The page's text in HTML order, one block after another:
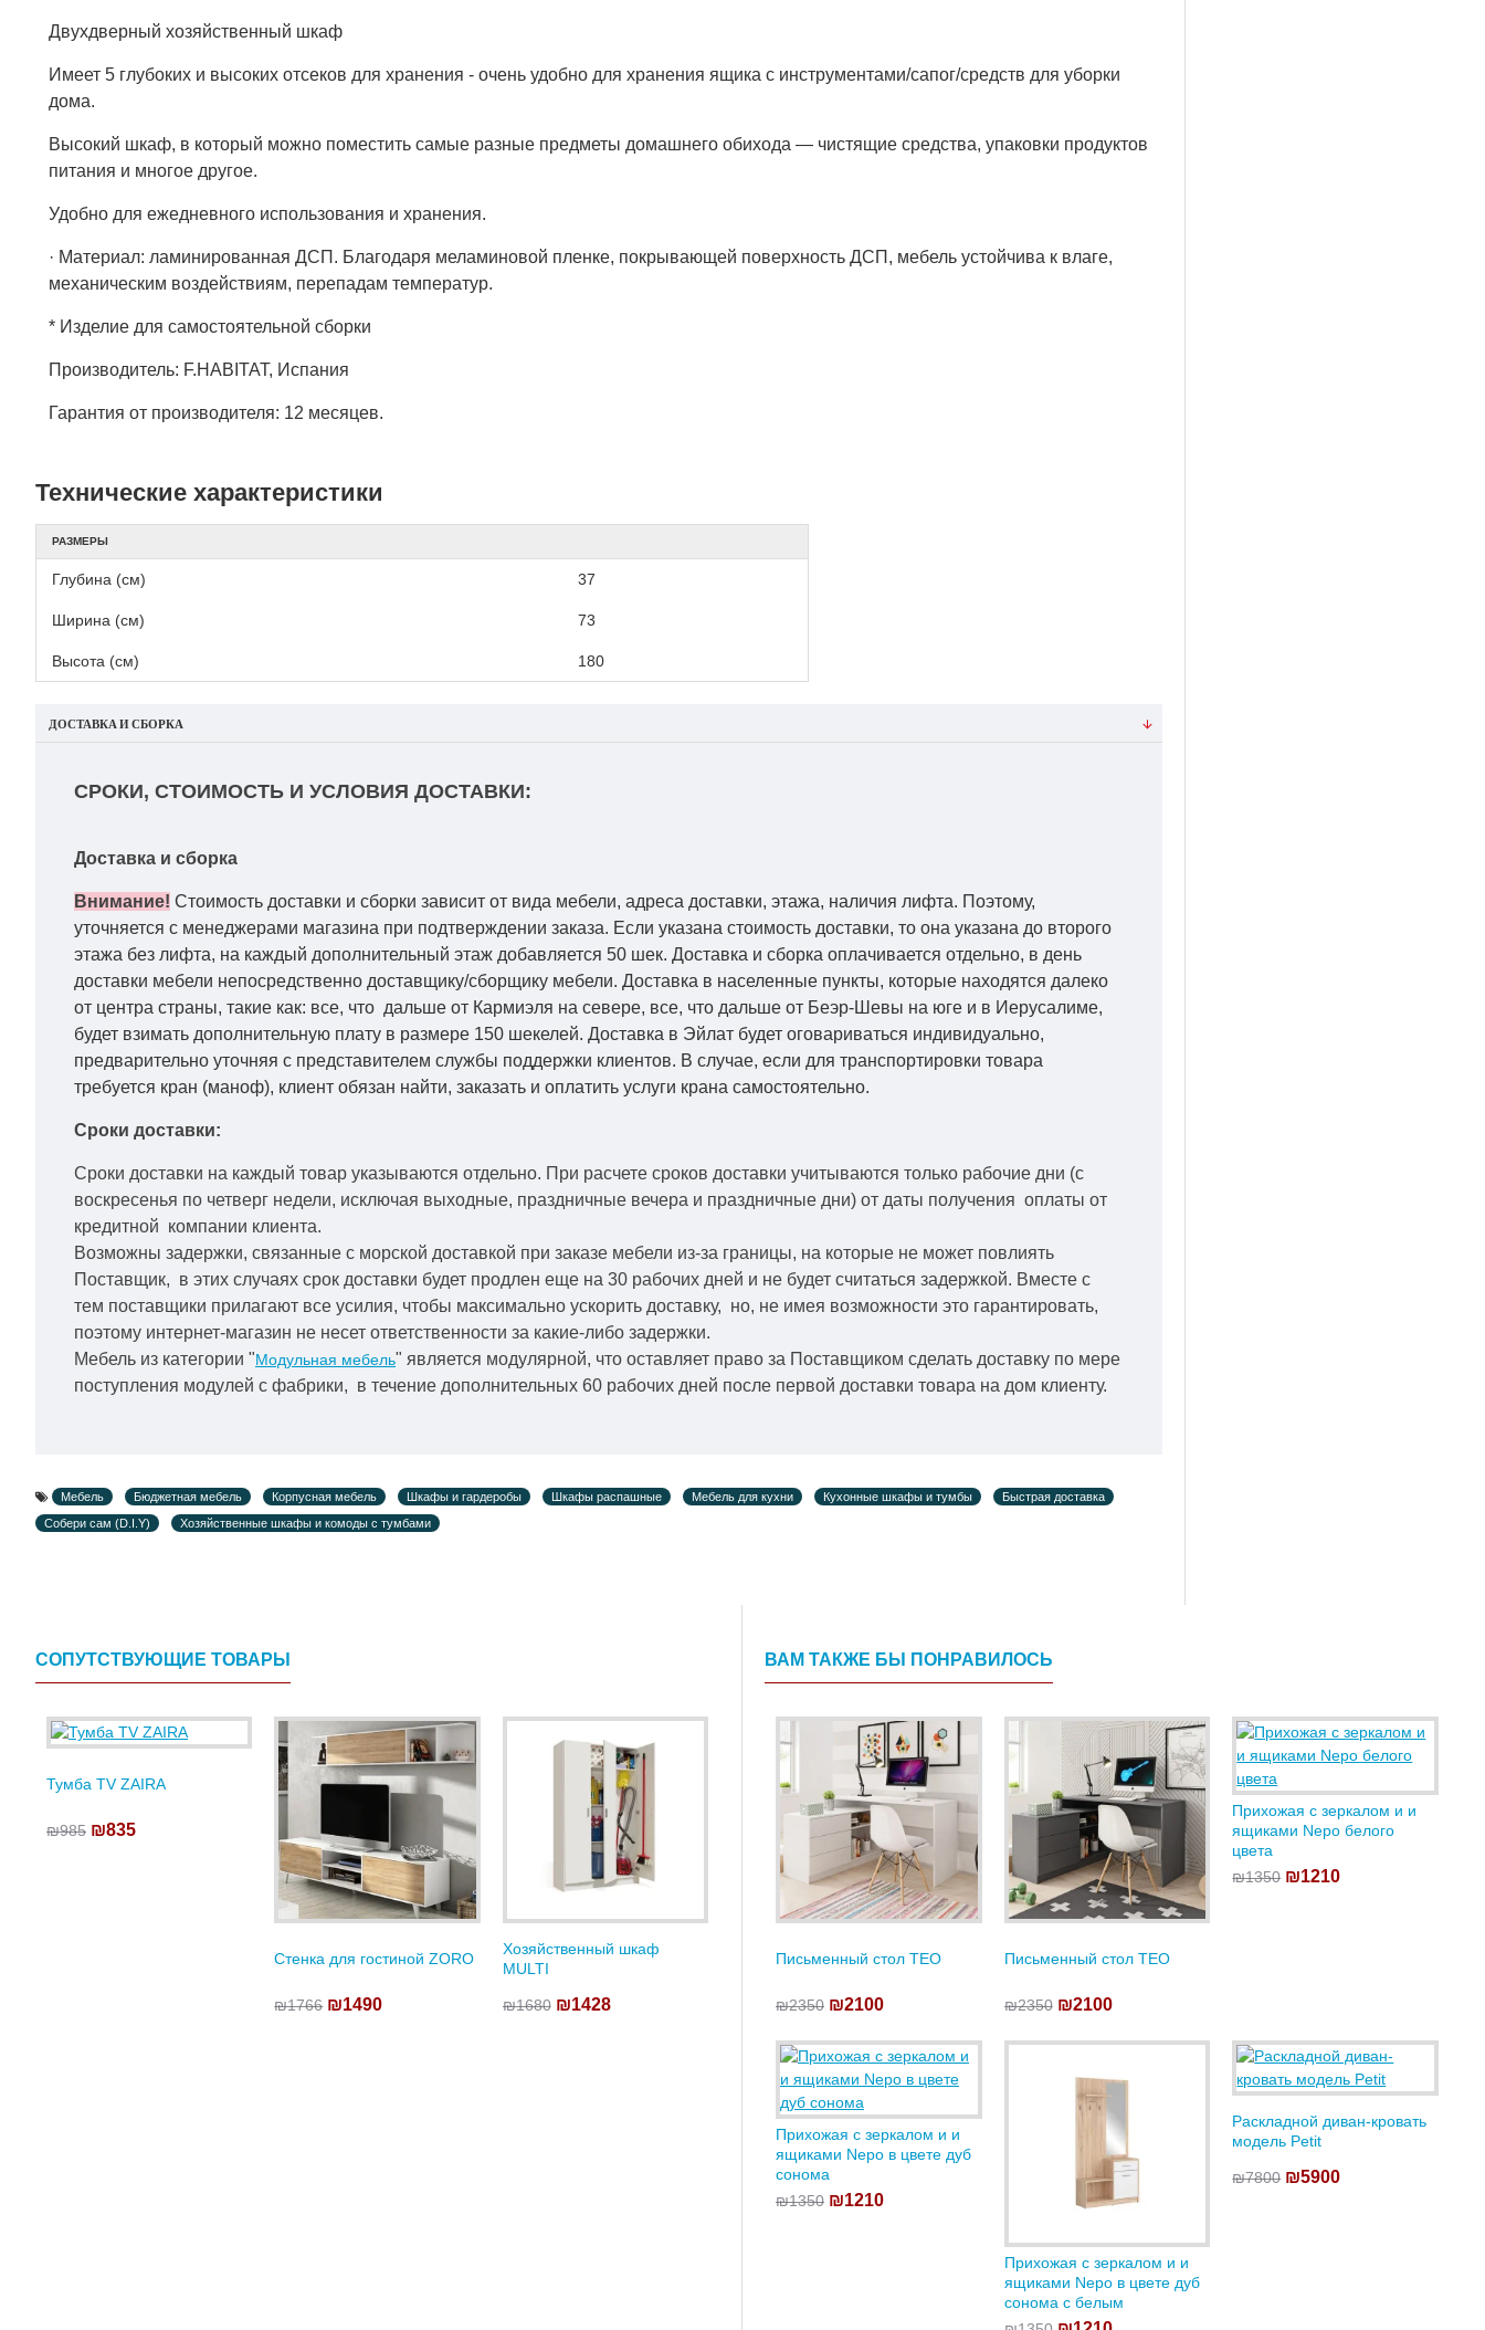
Двухдверный хозяйственный шкаф
Имеет 5 глубоких и высоких отсеков для хранения - очень удобно для хранения ящика с инструментами/сапог/средств для уборки
дома.
Высокий шкаф, в который можно поместить самые разные предметы домашнего обихода — чистящие средства, упаковки продуктов
питания и многое другое.
Удобно для ежедневного использования и хранения.
· Материал: ламинированная ДСП. Благодаря меламиновой пленке, покрывающей поверхность ДСП, мебель устойчива к влаге,
механическим воздействиям, перепадам температур.
* Изделие для самостоятельной сборки
Производитель: F.HABITAT, Испания
Гарантия от производителя: 12 месяцев.
Технические характеристики
РАЗМЕРЫ
Глубина (см) 37
Ширина (см) 73
Высота (см) 180
ДОСТАВКА И СБОРКА
СРОКИ, СТОИМОСТЬ И УСЛОВИЯ ДОСТАВКИ:
Доставка и сборка
Внимание! Стоимость доставки и сборки зависит от вида мебели, адреса доставки, этажа, наличия лифта. Поэтому,
уточняется с менеджерами магазина при подтверждении заказа. Если указана стоимость доставки, то она указана до второго
этажа без лифта, на каждый дополнительный этаж добавляется 50 шек. Доставка и сборка оплачивается отдельно, в день
доставки мебели непосредственно доставщику/сборщику мебели. Доставка в населенные пункты, которые находятся далеко
от центра страны, такие как: все, что дальше от Кармиэля на севере, все, что дальше от Беэр-Шевы на юге и в Иерусалиме,
будет взимать дополнительную плату в размере 150 шекелей. Доставка в Эйлат будет оговариваться индивидуально,
предварительно уточняя с представителем службы поддержки клиентов. В случае, если для транспортировки товара
требуется кран (маноф), клиент обязан найти, заказать и оплатить услуги крана самостоятельно.
Сроки доставки:
Сроки доставки на каждый товар указываются отдельно. При расчете сроков доставки учитываются только рабочие дни (с
воскресенья по четверг недели, исключая выходные, праздничные вечера и праздничные дни) от даты получения оплаты от
кредитной компании клиента.
Возможны задержки, связанные с морской доставкой при заказе мебели из-за границы, на которые не может повлиять
Поставщик, в этих случаях срок доставки будет продлен еще на 30 рабочих дней и не будет считаться задержкой. Вместе с
тем поставщики прилагают все усилия, чтобы максимально ускорить доставку, но, не имея возможности это гарантировать,
поэтому интернет-магазин не несет ответственности за какие-либо задержки.
Мебель из категории "Модульная мебель" является модулярной, что оставляет право за Поставщиком сделать доставку по мере
поступления модулей с фабрики, в течение дополнительных 60 рабочих дней после первой доставки товара на дом клиенту.
Мебель Бюджетная мебель Корпусная мебель Шкафы и гардеробы Шкафы распашные Мебель для кухни Кухонные шкафы и тумбы
Быстрая доставка
Собери сам (D.I.Y)
Хозяйственные шкафы и комоды с тумбами
СОПУТСТВУЮЩИЕ ТОВАРЫ
Тумба TV ZAIRA
₪985 ₪835
Стенка для гостиной ZORO
₪1766 ₪1490
Хозяйственный шкаф
MULTI
₪1680 ₪1428
ВАМ ТАКЖЕ БЫ ПОНРАВИЛОСЬ
Письменный стол TEO
₪2350 ₪2100
Письменный стол TEO
₪2350 ₪2100
Прихожая с зеркалом и и
ящиками Nepo белого
цвета
₪1350 ₪1210
Прихожая с зеркалом и и
ящиками Nepo в цвете дуб
сонома
₪1350 ₪1210
Прихожая с зеркалом и и
ящиками Nepo в цвете дуб
сонома с белым
Раскладной диван-кровать
модель Petit
₪7800 ₪5900